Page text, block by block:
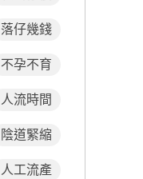
落仔幾錢
不孕不育
人流時間
陰道緊縮
人工流產